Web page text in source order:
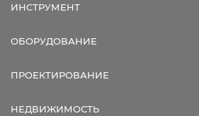
ИНСТРУМЕНТ
ОБОРУДОВАНИЕ
ПРОЕКТИРОВАНИЕ
НЕДВИЖИМОСТЬ